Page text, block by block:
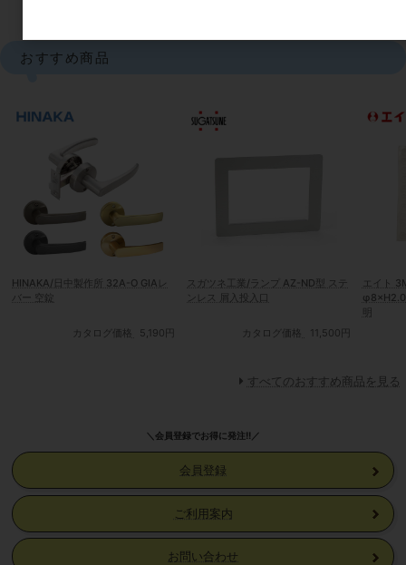
おすすめ商品
HINAKA/日中製作所 32A-O GIAレ
バー 空錠
カタログ価格 5,190円
スガツネ工業/ランプ AZ-ND型 ステ
ンレス 屑入投入口
カタログ価格 11,500円
エイト
φ8×H2.0 1シート単位（100個
すべてのおすすめ商品を見る
＼会員登録でお得に発注!!／
会員登録
ご利用案内
お問い合わせ